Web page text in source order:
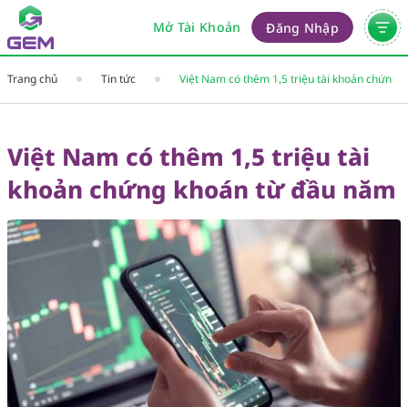
Mở Tài Khoản Đăng Nhập
Trang chủ Tin tức
Việt Nam có thêm 1,5 triệu tài khoản chứng
Việt Nam có thêm 1,5 triệu tài
khoản chứng khoán từ đầu năm